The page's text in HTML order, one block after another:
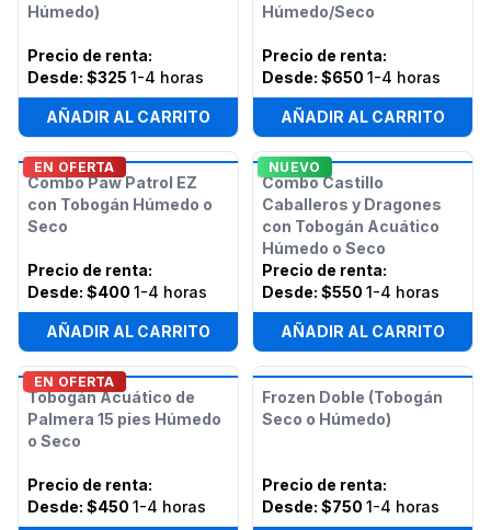
Húmedo)
Precio de renta:
Desde: $325 1-4 horas
AÑADIR AL CARRITO
Húmedo/Seco
Precio de renta:
Desde: $650 1-4 horas
AÑADIR AL CARRITO
EN OFERTA
Combo Paw Patrol EZ
con Tobogán Húmedo o
Seco
Precio de renta:
Desde: $400 1-4 horas
AÑADIR AL CARRITO
NUEVO
Combo Castillo
Caballeros y Dragones
con Tobogán Acuático
Húmedo o Seco
Precio de renta:
Desde: $550 1-4 horas
AÑADIR AL CARRITO
EN OFERTA
Tobogán Acuático de
Palmera 15 pies Húmedo
o Seco
Precio de renta:
Desde: $450 1-4 horas
Frozen Doble (Tobogán
Seco o Húmedo)
Precio de renta:
Desde: $750 1-4 horas